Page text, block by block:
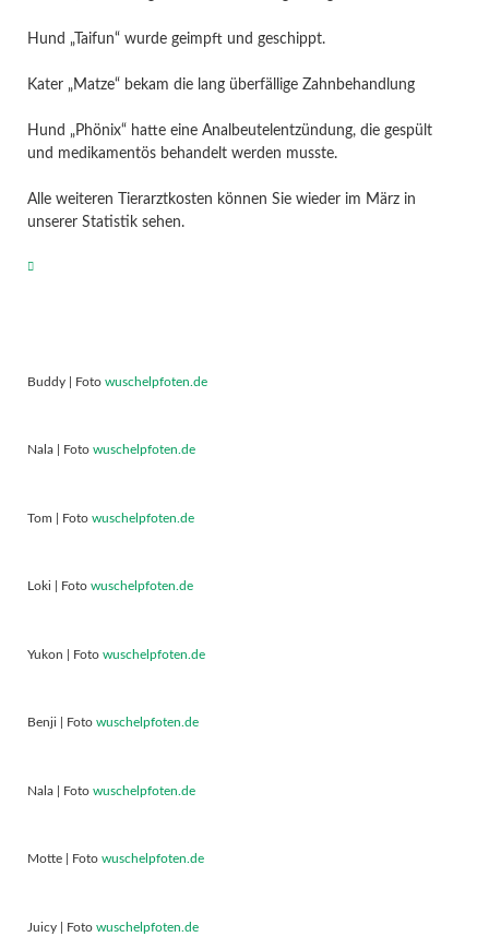
Hund „Taifun“ wurde geimpft und geschippt.
Kater „Matze“ bekam die lang überfällige Zahnbehandlung
Hund „Phönix“ hatte eine Analbeutelentzündung, die gespült
und medikamentös behandelt werden musste.
Alle weiteren Tierarztkosten können Sie wieder im März in
unserer Statistik sehen.
Buddy | Foto wuschelpfoten.de
Nala | Foto wuschelpfoten.de
Tom | Foto wuschelpfoten.de
Loki | Foto wuschelpfoten.de
Yukon | Foto wuschelpfoten.de
Benji | Foto wuschelpfoten.de
Nala | Foto wuschelpfoten.de
Motte | Foto wuschelpfoten.de
Juicy | Foto wuschelpfoten.de